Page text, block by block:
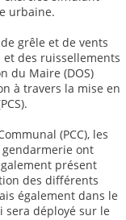
urbaine.
grêle et de vents
et des ruissellements
du Maire (DOS)
à travers la mise en
(PCC), les
gendarmerie ont
présent
des différents
également dans le
sera déployé sur le